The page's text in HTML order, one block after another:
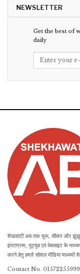
NEWSLETTER
Get the best of
daily
शेखावाटी अब तक चूरू, सीकर और
इंस्टाग्राम, यूट्यूब एवं वेबसाइट के
करने हेतु हमारे सोशल मीडिया माध्यमों
Contact No.